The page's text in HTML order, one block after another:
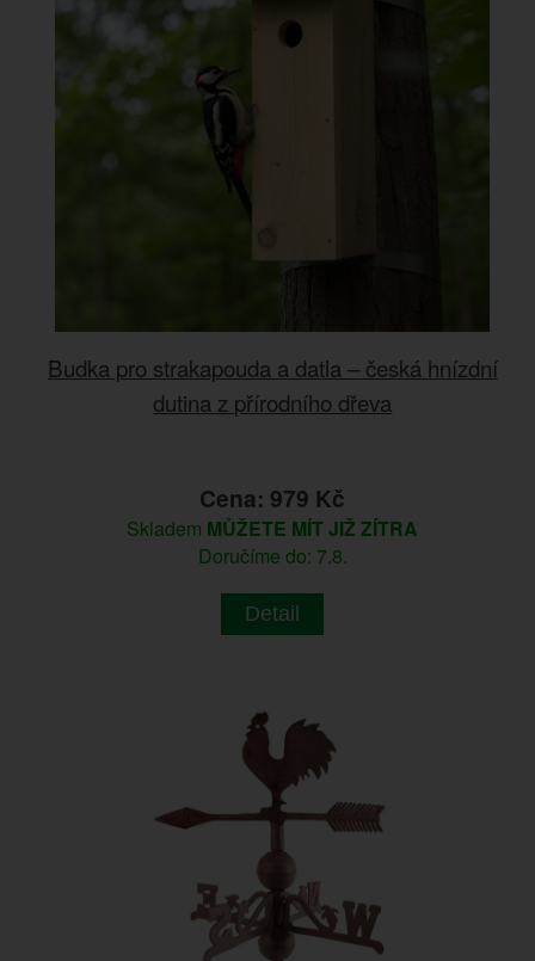
Budka pro strakapouda a datla – česká hnízdní
dutina z přírodního dřeva
Cena: 979 Kč
Skladem MŮŽETE MÍT JIŽ ZÍTRA
Doručíme do: 7.8.
Detail